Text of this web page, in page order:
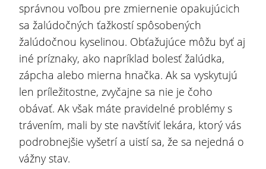
správnou voľbou pre zmiernenie opakujúcich
sa žalúdočných ťažkostí spôsobených
žalúdočnou kyselinou. Obťažujúce môžu byť aj
iné príznaky, ako napríklad bolesť žalúdka,
zápcha alebo mierna hnačka. Ak sa vyskytujú
len príležitostne, zvyčajne sa nie je čoho
obávať. Ak však máte pravidelné problémy s
trávením, mali by ste navštíviť lekára, ktorý vás
podrobnejšie vyšetrí a uistí sa, že sa nejedná o
vážny stav.